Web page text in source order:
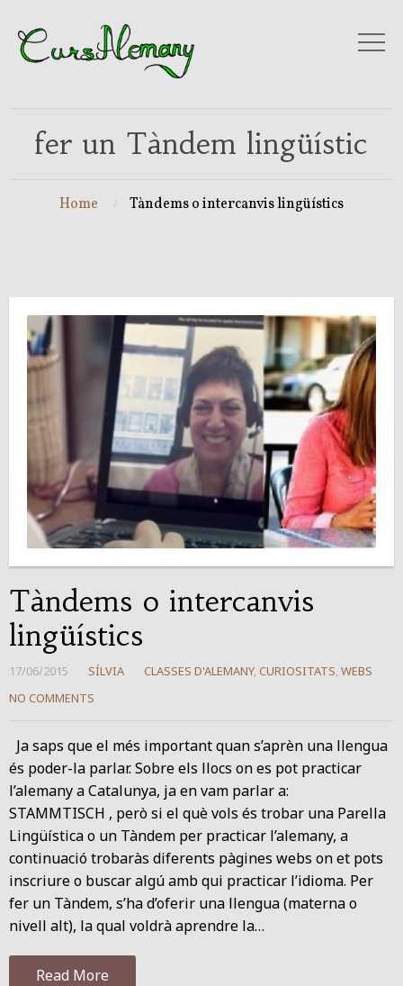
fer un Tàndem lingüístic
Home Tàndems o intercanvis lingüístics
Tàndems o intercanvis
lingüístics
17/06/2015 SÍLVIA CLASSES D'ALEMANY, CURIOSITATS, WEBS
NO COMMENTS
Ja saps que el més important quan s’aprèn una llengua
és poder-la parlar. Sobre els llocs on es pot practicar
l’alemany a Catalunya, ja en vam parlar a:
STAMMTISCH , però si el què vols és trobar una Parella
Lingüística o un Tàndem per practicar l’alemany, a
continuació trobaràs diferents pàgines webs on et pots
inscriure o buscar algú amb qui practicar l’idioma. Per
fer un Tàndem, s’ha d’oferir una llengua (materna o
nivell alt), la qual voldrà aprendre la…
Read More